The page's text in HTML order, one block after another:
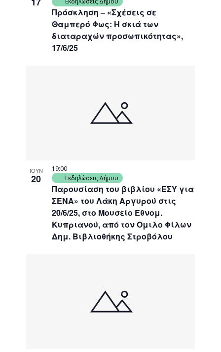
Πρόσκληση – «Σχέσεις σε
Θαμπερό Φως: Η σκιά των
διαταραχών προσωπικότητας»,
17/6/25
ΙΟΥΝ
20
Παρουσίαση του βιβλίου «ΕΣΥ για
ΣΕΝΑ» του Λάκη Αργυρού στις
20/6/25, στο Μουσείο Εθνομ.
Κυπριανού, από τον Όμιλο Φίλων
Δημ. Βιβλιοθήκης Στροβόλου
19:00
Εκδηλώσεις Δήμου